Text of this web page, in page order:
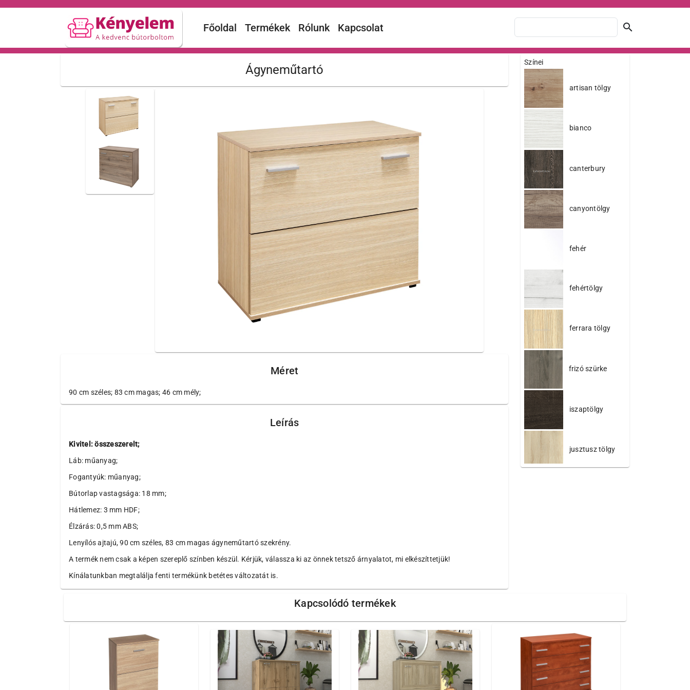
Főoldal Termékek Rólunk Kapcsolat search
Ágyneműtartó
Méret
90 cm széles; 83 cm magas; 46 cm mély;
Leírás
Kivitel: összeszerelt;
Láb: műanyag;
Fogantyúk: műanyag;
Bútorlap vastagsága: 18 mm;
Hátlemez: 3 mm HDF;
Élzárás: 0,5 mm ABS;
Lenyílós ajtajú, 90 cm széles, 83 cm magas ágyneműtartó szekrény.
A termék nem csak a képen szereplő színben készül. Kérjük, válassza ki az önnek tetsző árnyalatot, mi elkészíttetjük!
Kínálatunkban megtalálja fenti termékünk betétes változatát is.
Színei
artisan tölgy
bianco
canterbury
canyontölgy
fehér
fehértölgy
ferrara tölgy
frizó szürke
iszaptölgy
jusztusz tölgy
nero
Kapcsolódó termékek